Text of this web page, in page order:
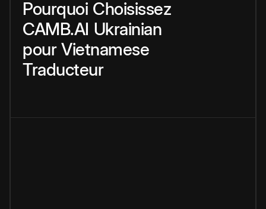
Pourquoi Choisissez
CAMB.AI Ukrainian
pour Vietnamese
Traducteur